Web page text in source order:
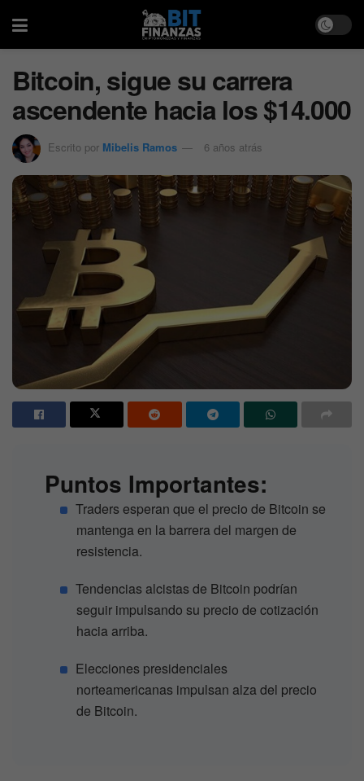
Bitcoin, sigue su carrera
ascendente hacia los $14.000
Escrito por Mibelis Ramos 6 años atrás
Puntos Importantes:
Traders esperan que el precio de Bitcoin se
mantenga en la barrera del margen de
resistencia.
Tendencias alcistas de Bitcoin podrían
seguir impulsando su precio de cotización
hacia arriba.
Elecciones presidenciales
norteamericanas impulsan alza del precio
de Bitcoin.